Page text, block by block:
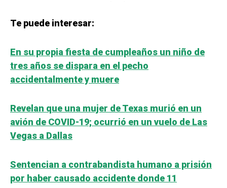
Te puede interesar:
En su propia fiesta de cumpleaños un niño de
tres años se dispara en el pecho
accidentalmente y muere
Revelan que una mujer de Texas murió en un
avión de COVID-19; ocurrió en un vuelo de Las
Vegas a Dallas
Sentencian a contrabandista humano a prisión
por haber causado accidente donde 11